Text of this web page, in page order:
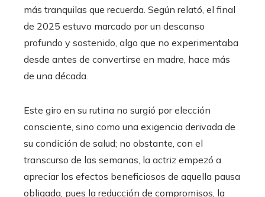
más tranquilas que recuerda. Según relató, el final
de 2025 estuvo marcado por un descanso
profundo y sostenido, algo que no experimentaba
desde antes de convertirse en madre, hace más
de una década.
Este giro en su rutina no surgió por elección
consciente, sino como una exigencia derivada de
su condición de salud; no obstante, con el
transcurso de las semanas, la actriz empezó a
apreciar los efectos beneficiosos de aquella pausa
obligada, pues la reducción de compromisos, la